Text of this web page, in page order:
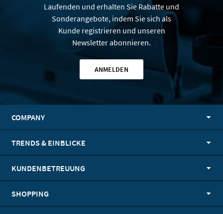
Laufenden und erhalten Sie Rabatte und
Sonderangebote, indem Sie sich als
Kunde registrieren und unseren
Newsletter abonnieren.
ANMELDEN
COMPANY
TRENDS & EINBLICKE
KUNDENBETREUUNG
SHOPPING